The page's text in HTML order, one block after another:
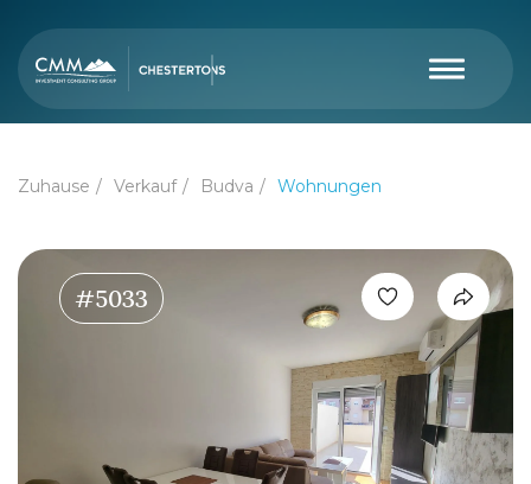
Zuhause Verkauf Budva Wohnungen
#5033